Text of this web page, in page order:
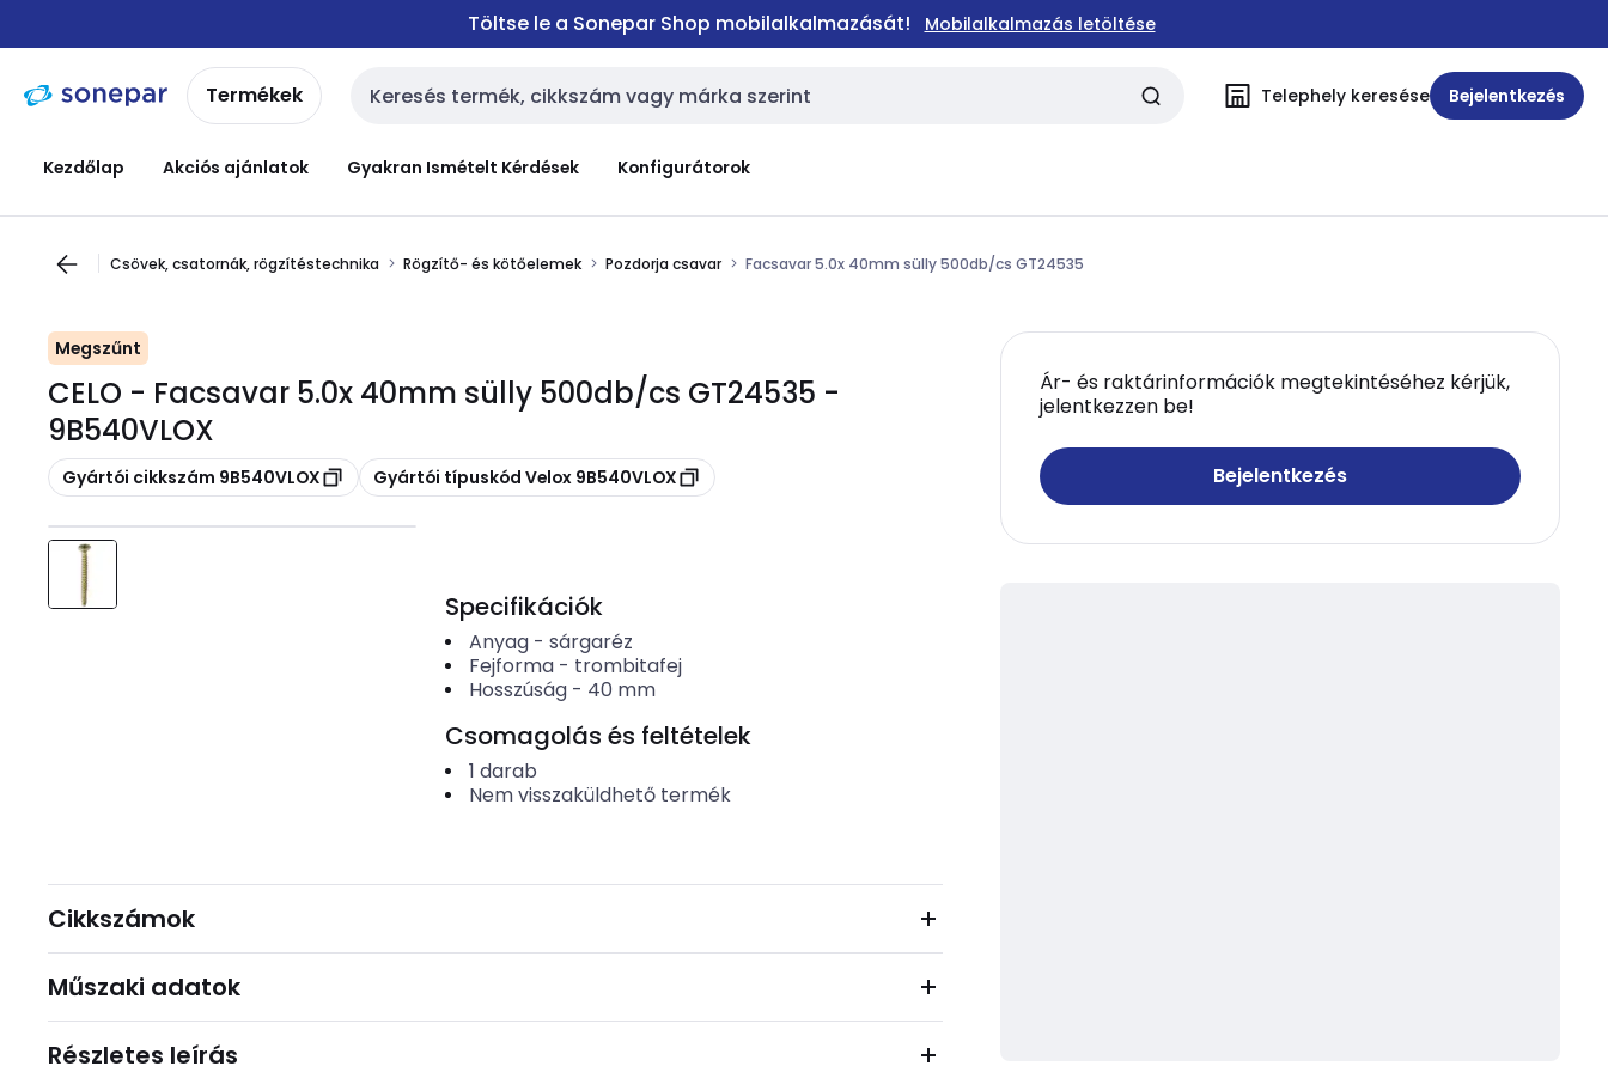
navigációhoztartalomra
Töltse le a Sonepar Shop mobilalkalmazását! Mobilalkalmazás letöltése
Termékek Keresési bemenet Telephely keresése Bejelentkezés
Kezdőlap Akciós ajánlatok Gyakran Ismételt Kérdések Konfigurátorok
Csövek, csatornák, rögzítéstechnika Rögzítő- és kötőelemek Pozdorja csavar Facsavar 5.0x 40mm sülly 500db/cs GT24535
Megszűnt
CELO - Facsavar 5.0x 40mm sülly 500db/cs GT24535 -
9B540VLOX
Másolás
Gyártói cikkszám 9B540VLOX Másolás
Gyártói típuskód Velox 9B540VLOX
Ár- és raktárinformációk megtekintéséhez kérjük,
jelentkezzen be!
Bejelentkezés
Specifikációk
Anyag- sárgaréz
Fejforma- trombitafej
Hosszúság- 40 mm
Csomagolás és feltételek
1 darab
Nem visszaküldhető termék
Cikkszámok
Műszaki adatok
Részletes leírás